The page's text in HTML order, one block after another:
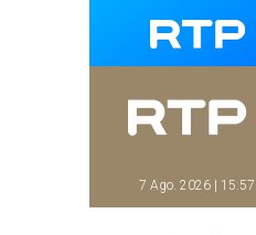
7 Ago. 2026 | 15:57